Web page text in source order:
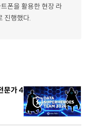
폰을 활용한 현장 라
진행했다.
문가 4